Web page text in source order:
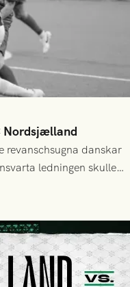
Nordsjælland
revanschsugna danskar
ledningen skulle
På lika mark visade
tog slut.